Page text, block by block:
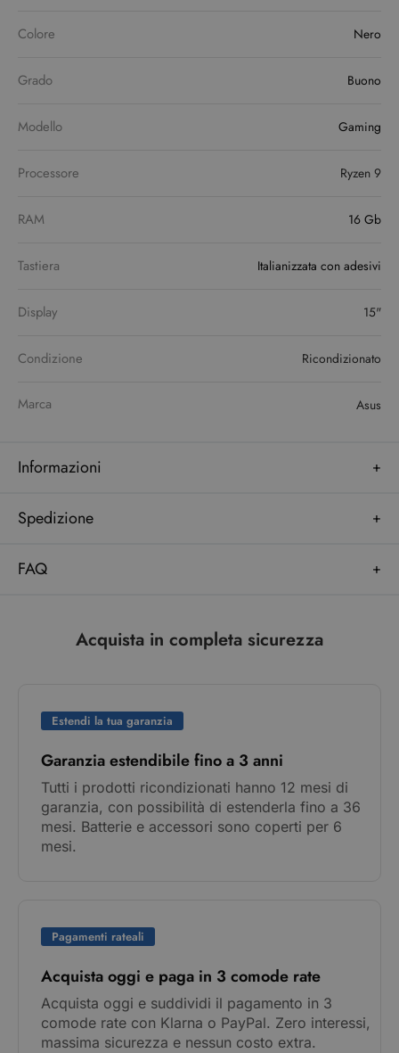
Informazioni
Spedizione
FAQ
Colore Nero
Grado Buono
Modello Gaming
Processore Ryzen 9
RAM 16 Gb
Tastiera Italianizzata con adesivi
Display 15"
Condizione Ricondizionato
Marca Asus
Acquista in completa sicurezza
Estendi la tua garanzia
Garanzia estendibile fino a 3 anni
Tutti i prodotti ricondizionati hanno 12 mesi di
garanzia, con possibilità di estenderla fino a 36
mesi. Batterie e accessori sono coperti per 6
mesi.
Pagamenti rateali
Acquista oggi e paga in 3 comode rate
Acquista oggi e suddividi il pagamento in 3
comode rate con Klarna o PayPal. Zero interessi,
massima sicurezza e nessun costo extra.